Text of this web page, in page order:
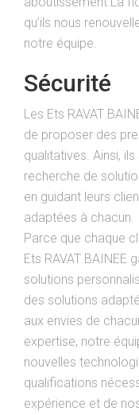
qu’ils nous
notre équipe.
Sécurité
Les Ets RAVAT
de proposer des
qualitatives. Ainsi,
recherche de
en guidant leurs
adaptées à chacun.
Parce que chaque
Ets RAVAT
solutions
des solutions
aux envies de
expertise, notre
nouvelles
qualifications
expérience et de